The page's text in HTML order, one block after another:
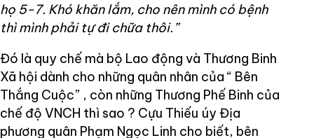
họ 5-7. Khó khăn lắm, cho nên mình có bệnh
thì mình phải tự đi chữa thôi.”
Đó là quy chế mà bộ Lao động và Thương Binh
Xã hội dành cho những quân nhân của “ Bên
Thắng Cuộc” , còn những Thương Phế Binh của
chế độ VNCH thì sao ? Cựu Thiếu úy Địa
phương quân Phạm Ngọc Linh cho biết, bên